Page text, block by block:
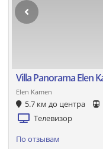
Villa Panorama Elen
Elen Kamen
5.7 км до центра
Телевизор
По отзывам